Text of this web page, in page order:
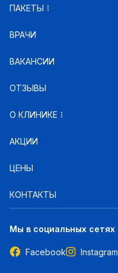
ПАКЕТЫ
ВРАЧИ
ВАКАНСИИ
ОТЗЫВЫ
О КЛИНИКЕ
АКЦИИ
ЦЕНЫ
КОНТАКТЫ
Мы в социальных сетях
Facebook Instagram